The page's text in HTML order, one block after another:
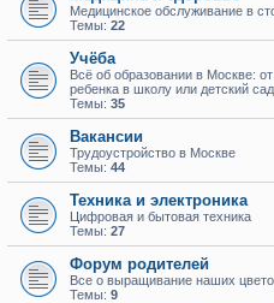
Медицинское обслуживание в
Темы: 22
Учёба
Всё об образовании в Москве:
ребенка в школу или детский сад.
Темы: 35
Вакансии
Трудоустройство в Москве
Темы: 44
Техника и электроника
Цифровая и бытовая техника
Темы: 27
Форум родителей
Все о выращивание наших
Темы: 9